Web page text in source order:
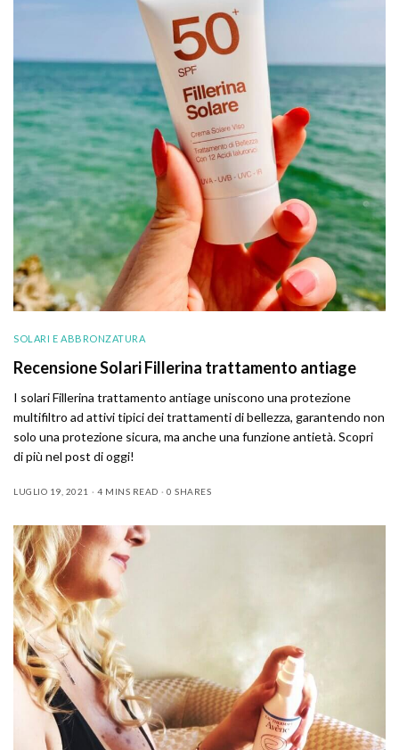
SOLARI E ABBRONZATURA
Recensione Solari Fillerina trattamento antiage
I solari Fillerina trattamento antiage uniscono una protezione
multifiltro ad attivi tipici dei trattamenti di bellezza, garantendo non
solo una protezione sicura, ma anche una funzione antietà. Scopri
di più nel post di oggi!
LUGLIO 19, 2021 4 MINS READ 0 SHARES